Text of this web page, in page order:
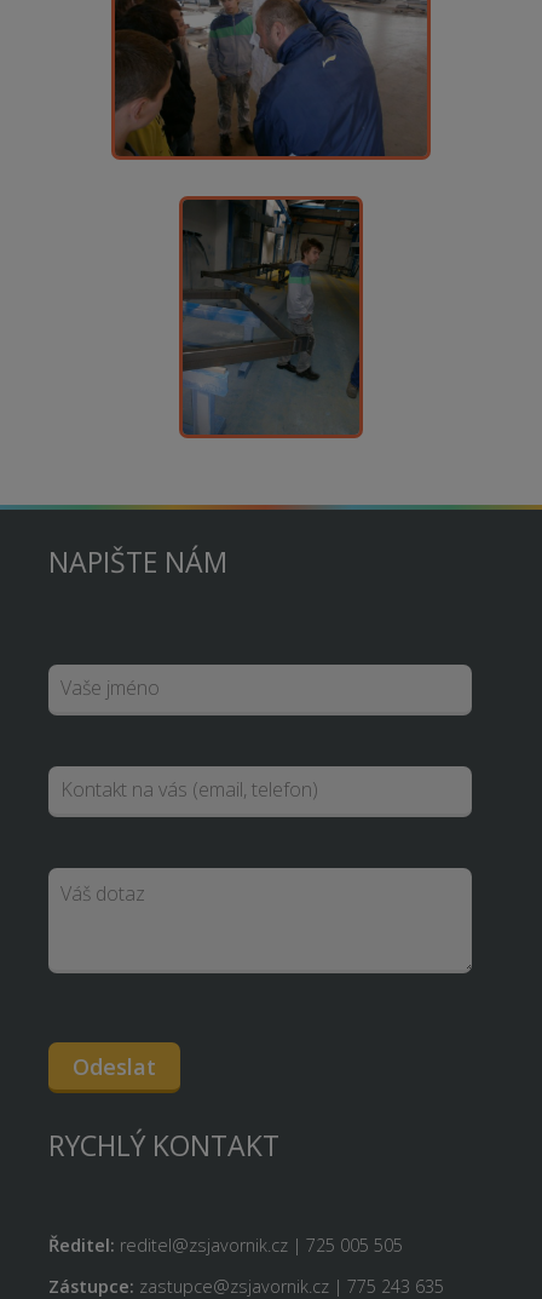
NAPIŠTE NÁM
Odeslat
RYCHLÝ KONTAKT
Ředitel: reditel@zsjavornik.cz | 725 005 505
Zástupce: zastupce@zsjavornik.cz | 775 243 635